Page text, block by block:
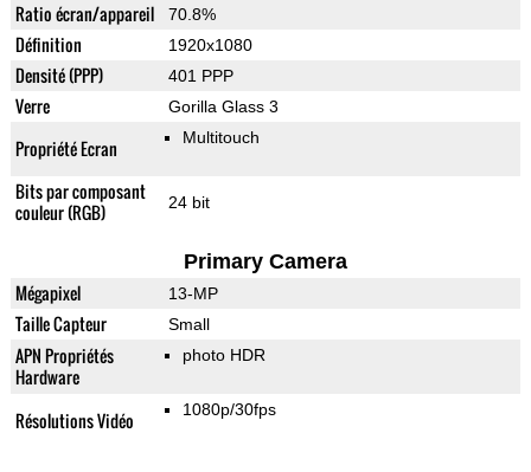
Ratio écran/appareil 70.8%
Définition 1920x1080
Densité (PPP) 401 PPP
Verre Gorilla Glass 3
Propriété Ecran Multitouch
Bits par composant
couleur (RGB)
24 bit
Primary Camera
Mégapixel 13-MP
Taille Capteur Small
APN Propriétés
Hardware
photo HDR
Résolutions Vidéo 1080p/30fps